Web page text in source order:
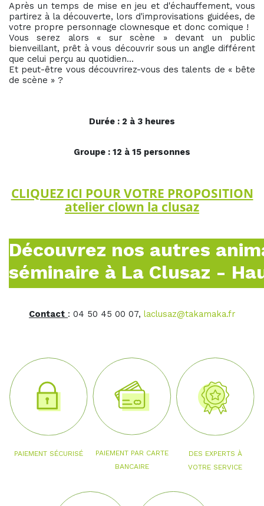
Après un temps de mise en jeu et d'échauffement, vous
partirez à la découverte, lors d'improvisations guidées, de
votre propre personnage clownesque et donc comique !
Vous serez alors « sur scène » devant un public
bienveillant, prêt à vous découvrir sous un angle différent
que celui perçu au quotidien...
Et peut-être vous découvrirez-vous des talents de « bête
de scène » ?
Durée : 2 à 3 heures
Groupe : 12 à 15 personnes
CLIQUEZ ICI POUR VOTRE PROPOSITION
atelier clown la clusaz
Découvrez nos autres
séminaire à La Clusaz -
Contact : 04 50 45 00 07, laclusaz@takamaka.fr
PAIEMENT SÉCURISÉ
PAIEMENT PAR CARTE
BANCAIRE
DES EXPERTS À
VOTRE SERVICE